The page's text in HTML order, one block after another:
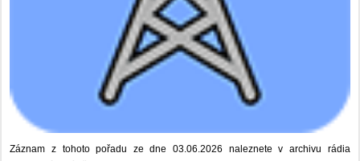
Záznam z tohoto pořadu ze dne 03.06.2026 naleznete v archivu rádia